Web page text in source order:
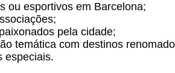
ou esportivos em Barcelona;
pela cidade;
temática com destinos
especiais.